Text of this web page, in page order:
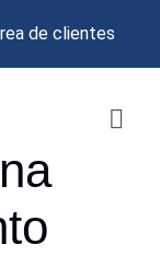
de clientes